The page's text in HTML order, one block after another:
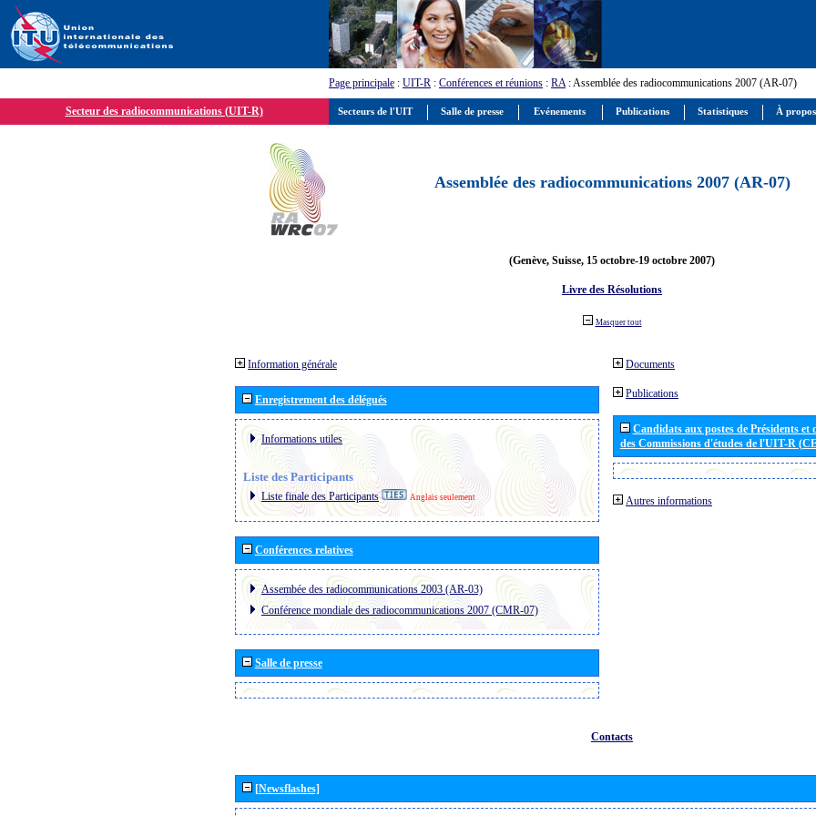
Page principale : UIT-R : Conférences et réunions : RA: Assemblée des radiocommunications 2007 (AR-07)
Secteur des radiocommunications (UIT-R)
Assemblée des radiocommunications 2007 (AR-07)
(Genève, Suisse, 15 octobre-19 octobre 2007)
Livre des Résolutions
Masquer tout
Information générale
Enregistrement des délégués
Informations utiles
Liste des Participants
Liste finale des Participants Anglais seulement
Conférences relatives
Assembée des radiocommunications 2003 (AR-03)
Conférence mondiale des radiocommunications 2007 (CMR-07)
Salle de presse
Documents
Publications
Candidats aux postes de Présidents et
des Commissions d'études de l'UIT-R
Autres informations
Contacts
[Newsflashes]
Secteurs de l'UIT Salle de presse Evénements Publications Statistiques À